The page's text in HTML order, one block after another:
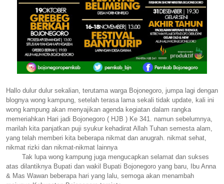
Hallo dulur dulur sekalian, terutama warga Bojonegoro, jumpa lagi dengan
blognya wong kampung, setelah terasa lama sekali tidak update, kali ini
wong kampung akan menyajikan agenda kegiatan dalam rangka
memeriahkan Hari jadi Bojonegoro ( HJB ) Ke 341. namun sebelumnya,
marilah kita panjatkan puji syukur kehadirat Allah Tuhan semesta alam,
yang telah memberi kita beberapa nikmat dan anugrah. nikmat sehat,
nikmat rizki dan nikmat-nikmat lainnya
Tak lupa wong kampung juga mengucapkan selamat dan sukses
atas dilantiknya Bupati dan wakil Bupati Bojonegoro yang baru, Ibu Anna
& Mas Wawan beberapa hari yang lalu, semoga akan menambah